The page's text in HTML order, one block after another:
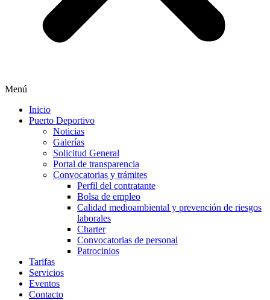
Menú
Inicio
Puerto Deportivo
Noticias
Galerías
Solicitud General
Portal de transparencia
Convocatorias y trámites
Perfil del contratante
Bolsa de empleo
Calidad medioambiental y prevención de riesgos
laborales
Charter
Convocatorias de personal
Patrocinios
Tarifas
Servicios
Eventos
Contacto